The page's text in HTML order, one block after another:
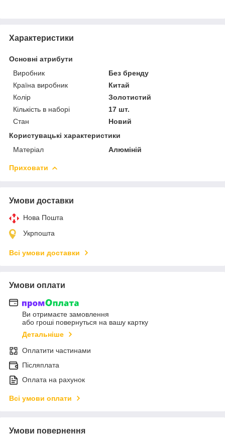
Характеристики
Основні атрибути
Виробник
Без бренду
Країна виробник
Китай
Колір
Золотистий
Кількість в наборі
17 шт.
Стан
Новий
Користувацькі характеристики
Матеріал
Алюміній
Приховати
Умови доставки
Нова Пошта
Укрпошта
Всі умови доставки
Умови оплати
Ви отримаєте замовлення
або гроші повернуться на вашу картку
Детальніше
Оплатити частинами
Післяплата
Оплата на рахунок
Всі умови оплати
Умови повернення